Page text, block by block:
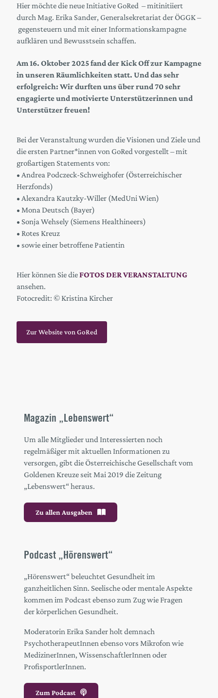
Hier möchte die neue Initiative GoRed – mitinitiiert
durch Mag. Erika Sander, Generalsekretariat der ÖGGK –
gegensteuern und mit einer Informationskampagne
aufklären und Bewusstsein schaffen.
Am 16. Oktober 2025 fand der Kick Off zur Kampagne
in unseren Räumlichkeiten statt. Und das sehr
erfolgreich: Wir durften uns über rund 70 sehr
engagierte und motivierte Unterstützerinnen und
Unterstützer freuen!
Bei der Veranstaltung wurden die Visionen und Ziele und
die ersten Partner*innen von GoRed vorgestellt – mit
großartigen Statements von:
• Andrea Podczeck-Schweighofer (Österreichischer
Herzfonds)
• Alexandra Kautzky-Willer (MedUni Wien)
• Mona Deutsch (Bayer)
• Sonja Wehsely (Siemens Healthineers)
• Rotes Kreuz
• sowie einer betroffene Patientin
Hier können Sie dieFOTOS DER VERANSTALTUNG
ansehen.
Fotocredit: © Kristina Kircher
Zur Website von GoRed
Magazin „Lebenswert“
Um alle Mitglieder und Interessierten noch
regelmäßiger mit aktuellen Informationen zu
versorgen, gibt die Österreichische Gesellschaft vom
Goldenen Kreuze seit Mai 2019 die Zeitung
„Lebenswert“ heraus.
Zu allen Ausgaben
Podcast „Hörenswert“
„Hörenswert“ beleuchtet Gesundheit im
ganzheitlichen Sinn. Seelische oder mentale Aspekte
kommen im Podcast ebenso zum Zug wie Fragen
der körperlichen Gesundheit.
Moderatorin Erika Sander holt demnach
PsychotherapeutInnen ebenso vors Mikrofon wie
MedizinerInnen, WissenschaftlerInnen oder
ProfisportlerInnen.
Zum Podcast